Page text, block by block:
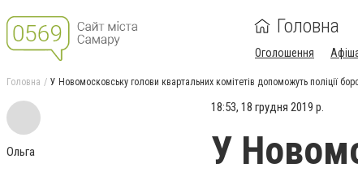
Головна
Оголошення
Головна У Новомосковську голови квартальних комітетів допоможуть поліції
Ольга
18:53, 18 грудня 2019 р.
У